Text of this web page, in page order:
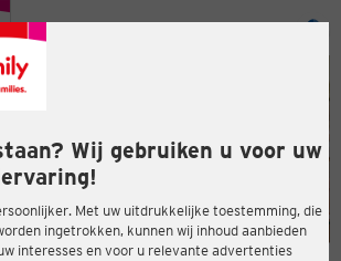
Wij gebruiken u voor uw
Met uw uitdrukkelijke toestemming, die
ingetrokken, kunnen wij inhoud aanbieden
interesses en voor u relevante advertenties